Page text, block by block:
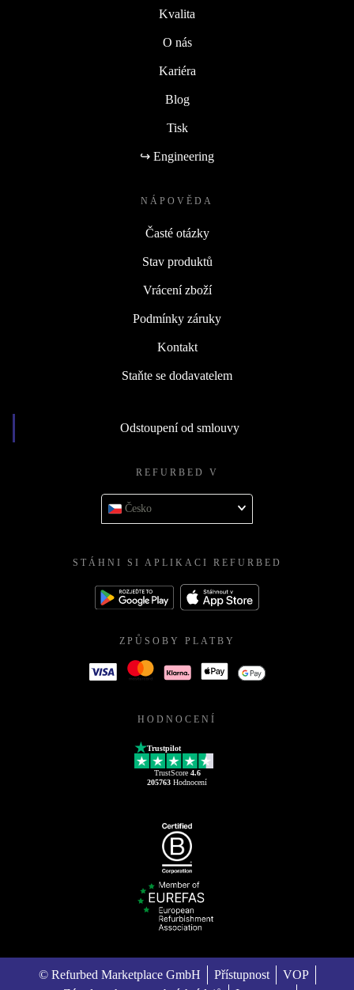
Kvalita
O nás
Kariéra
Blog
Tisk
↪ Engineering
NÁPOVĚDA
Časté otázky
Stav produktů
Vrácení zboží
Podmínky záruky
Kontakt
Staňte se dodavatelem
Odstoupení od smlouvy
REFURBED V
Česko
STÁHNI SI APLIKACI REFURBED
ZPŮSOBY PLATBY
HODNOCENÍ
Trustpilot
TrustScore 4.6
205763 Hodnocení
© Refurbed Marketplace GmbH Přístupnost
VOP